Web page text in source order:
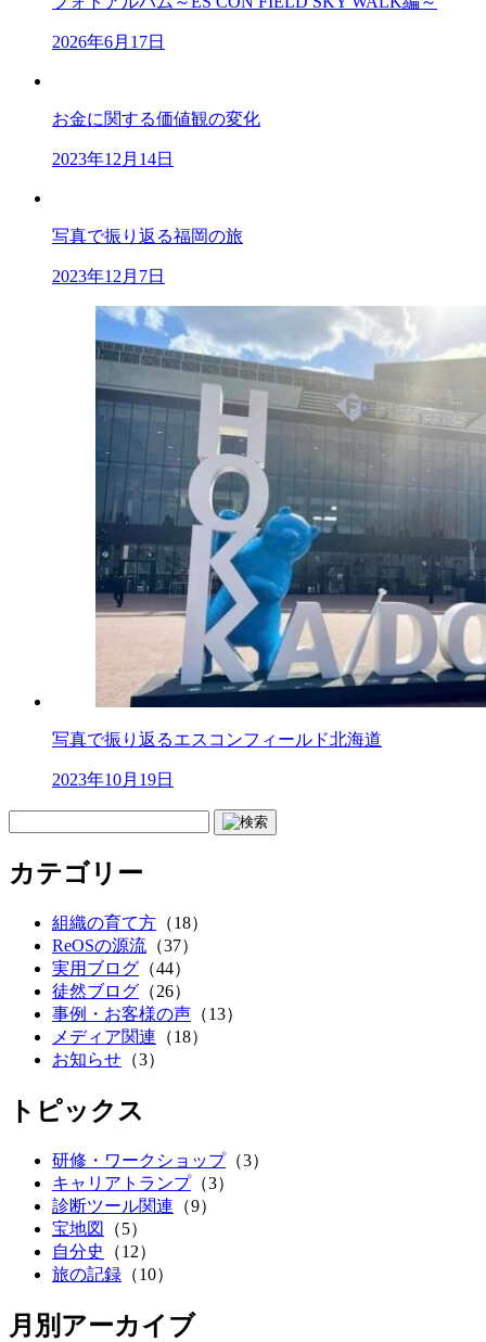
2026年6月17日
お金に関する価値観の変化
2023年12月14日
写真で振り返る福岡の旅
2023年12月7日
写真で振り返るエスコンフィールド北海道
2023年10月19日
カテゴリー
組織の育て方 （18）
ReOSの源流 （37）
実用ブログ （44）
徒然ブログ （26）
事例・お客様の声 （13）
メディア関連 （18）
お知らせ （3）
トピックス
研修・ワークショップ（3）
キャリアトランプ（3）
診断ツール関連 （9）
宝地図
（5）
自分史
（12）
旅の記録 （10）
月別アーカイブ